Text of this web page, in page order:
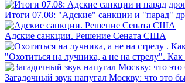
Итоги 07.08: "Адские" санкции и "парад"
Адские санкции. Решение Сената США
"Охотиться на лучника, а не на стрелу".
Загадочный звук напугал Москву: что это